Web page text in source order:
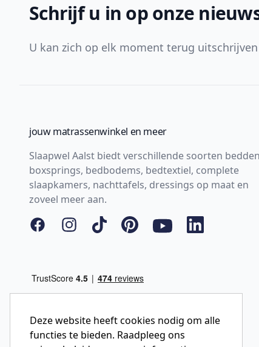
Schrijf u in op onze
U kan zich op elk moment terug
jouw matrassenwinkel en meer
Slaapwel Aalst biedt verschillende soorten
boxsprings, bedbodems, bedtextiel, complete
slaapkamers, nachttafels, dressings op maat en
zoveel meer aan.
FacebookInstagram
Tiktok PinterestYouTubeLinkedIn
Deze website heeft cookies nodig om alle
functies te bieden. Raadpleeg ons